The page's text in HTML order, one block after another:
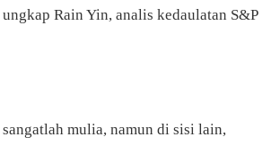
ungkap Rain Yin, analis kedaulatan S&P
mulia, namun di sisi lain,